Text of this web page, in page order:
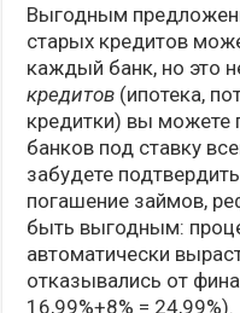
Выгодным
старых кредитов
каждый банк, но это
кредитов (ипотека,
кредитки) вы можете
банков под ставку
забудете
погашение займов,
быть выгодным:
автоматически
отказывались от
16,99%+8% = 24,99%).